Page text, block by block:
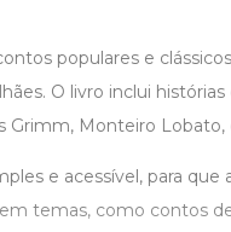
populares e
O livro inclui
Grimm, Monteiro
e acessível, para que
temas, como contos